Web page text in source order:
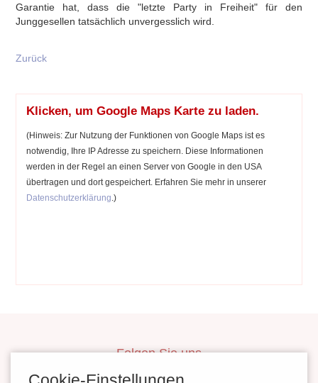
Garantie hat, dass die "letzte Party in Freiheit" für den
Junggesellen tatsächlich unvergesslich wird.
Zurück
Klicken, um Google Maps Karte zu laden.
(Hinweis: Zur Nutzung der Funktionen von Google Maps ist es
notwendig, Ihre IP Adresse zu speichern. Diese Informationen
werden in der Regel an einen Server von Google in den USA
übertragen und dort gespeichert. Erfahren Sie mehr in unserer
Datenschutzerklärung .)
Folgen Sie uns
inBerlinHeiraten